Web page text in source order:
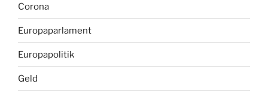
Corona
Europaparlament
Europapolitik
Geld